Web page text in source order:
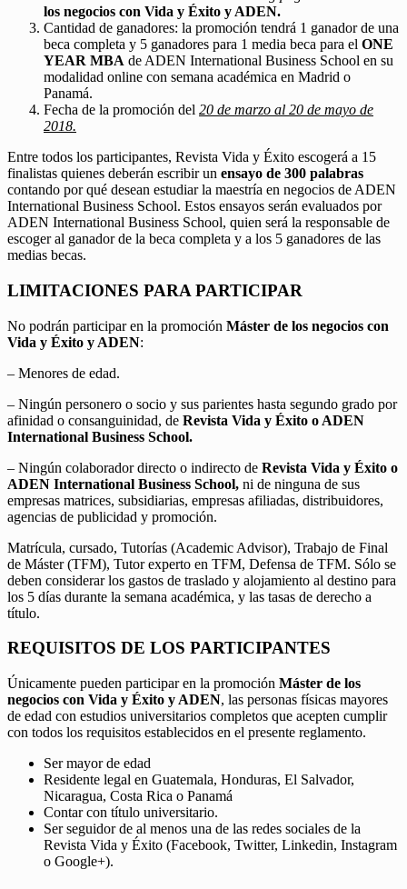
los negocios con Vida y Éxito y ADEN.
Cantidad de ganadores: la promoción tendrá 1 ganador de una
beca completa y 5 ganadores para 1 media beca para el ONE
YEAR MBA de ADEN International Business School en su
modalidad online con semana académica en Madrid o
Panamá.
Fecha de la promoción del 20 de marzo al 20 de mayo de
2018.
Entre todos los participantes, Revista Vida y Éxito escogerá a 15
finalistas quienes deberán escribir un ensayo de 300 palabras
contando por qué desean estudiar la maestría en negocios de ADEN
International Business School. Estos ensayos serán evaluados por
ADEN International Business School, quien será la responsable de
escoger al ganador de la beca completa y a los 5 ganadores de las
medias becas.
LIMITACIONES PARA PARTICIPAR
No podrán participar en la promoción Máster de los negocios con
Vida y Éxito y ADEN:
– Menores de edad.
– Ningún personero o socio y sus parientes hasta segundo grado por
afinidad o consanguinidad, de Revista Vida y Éxito o ADEN
International Business School.
– Ningún colaborador directo o indirecto de Revista Vida y Éxito o
ADEN International Business School, ni de ninguna de sus
empresas matrices, subsidiarias, empresas afiliadas, distribuidores,
agencias de publicidad y promoción.
Matrícula, cursado, Tutorías (Academic Advisor), Trabajo de Final
de Máster (TFM), Tutor experto en TFM, Defensa de TFM. Sólo se
deben considerar los gastos de traslado y alojamiento al destino para
los 5 días durante la semana académica, y las tasas de derecho a
título.
REQUISITOS DE LOS PARTICIPANTES
Únicamente pueden participar en la promoción Máster de los
negocios con Vida y Éxito y ADEN, las personas físicas mayores
de edad con estudios universitarios completos que acepten cumplir
con todos los requisitos establecidos en el presente reglamento.
Ser mayor de edad
Residente legal en Guatemala, Honduras, El Salvador,
Nicaragua, Costa Rica o Panamá
Contar con título universitario.
Ser seguidor de al menos una de las redes sociales de la
Revista Vida y Éxito (Facebook, Twitter, Linkedin, Instagram
o Google+).